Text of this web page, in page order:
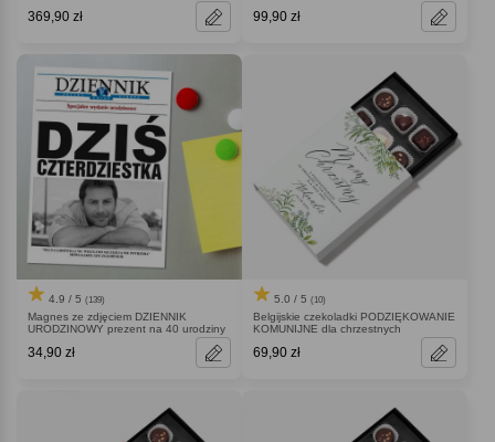
369,90 zł 99,90 zł
4.9 / 5 (139)
Magnes ze zdjęciem DZIENNIK
URODZINOWY prezent na 40 urodziny
34,90 zł
5.0 / 5 (10)
Belgijskie czekoladki PODZIĘKOWANIE
KOMUNIJNE dla chrzestnych
69,90 zł